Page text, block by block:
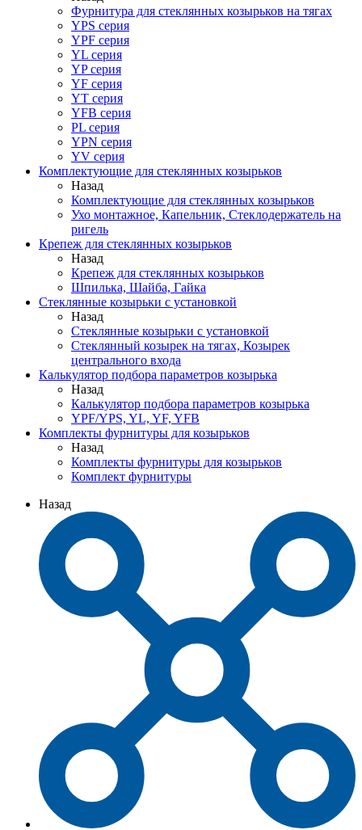
Фурнитура для стеклянных козырьков на тягах
YPS серия
YPF серия
YL серия
YP серия
YF серия
YT серия
YFB серия
PL серия
YPN серия
YV серия
Комплектующие для стеклянных козырьков
Назад
Комплектующие для стеклянных козырьков
Ухо монтажное, Капельник, Стеклодержатель на
ригель
Крепеж для стеклянных козырьков
Назад
Крепеж для стеклянных козырьков
Шпилька, Шайба, Гайка
Стеклянные козырьки с установкой
Назад
Стеклянные козырьки с установкой
Стеклянный козырек на тягах, Козырек
центрального входа
Калькулятор подбора параметров козырька
Назад
Калькулятор подбора параметров козырька
YPF/YPS, YL, YF, YFB
Комплекты фурнитуры для козырьков
Назад
Комплекты фурнитуры для козырьков
Комплект фурнитуры
Назад